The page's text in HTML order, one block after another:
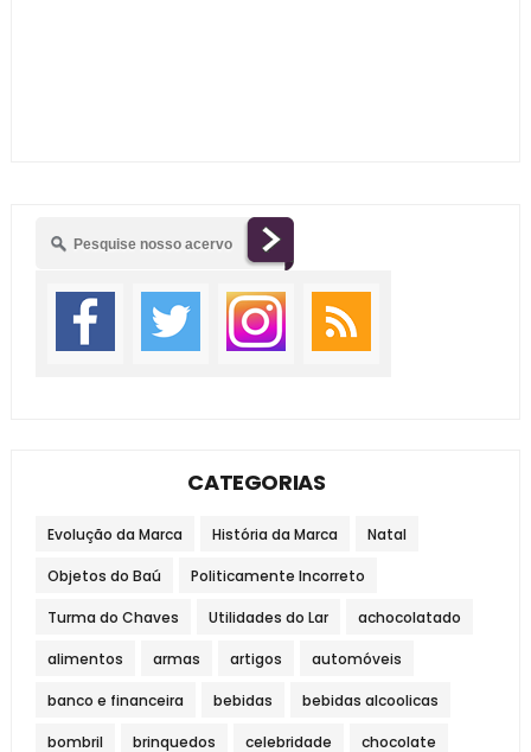
CATEGORIAS
Evolução da Marca História da Marca Natal
Objetos do Baú Politicamente Incorreto
Turma do Chaves Utilidades do Lar achocolatado
alimentos armas artigos automóveis
banco e financeira bebidas bebidas alcoolicas
bombril brinquedos celebridade chocolate